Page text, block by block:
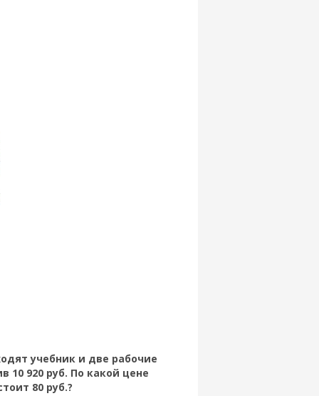
учебник и две рабочие
10 920 руб. По какой цене
80 руб.?